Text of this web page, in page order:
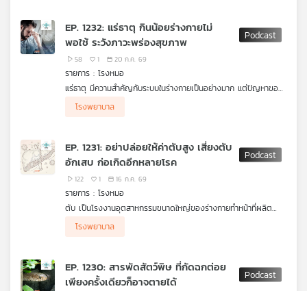
สุดท้ายสามีเสียชีวิตเนื่องจากโรคเกี่ยวกับหัวใจ เจ้าหน้าที่จากกรม
สนับสนุนบริการสุขภาพ หรือ สบส. และเจ้าหน้าที่สำนักงาน
สาธารณสุขจังหวัดราชบุรี ได้เข้าตรวจสอบมาตรฐานรักษา
กฏหมายที่เกี่ยวข้องกับสถานพยาบาล กำหนดว่าอย่างไร
ถ้าผลสอบสวนพบว่า สถานพยาบาลไม่รักษาตามมาตรฐาน จะมีบท
ลงโทษอย่างไร
สิทธิการรักษาเจ็บป่วยฉุกเฉิน 72 ชั่วโมง หรือ สิทธิ UCEP อาการนี้
เข้าข่ายหรือไม่
ฟังจาก ทันตแพทย์อาคม ประดิษฐสุวรรณ รองอธิบดีกรม
สนับสนุนบริการสุขภาพ
.
กฎหมายที่เกี่ยวข้อง กรณีได้รับผลกระทบทางการแพทย์ ผู้บริโภคทำ
อะไรได้บ้าง
ฟังจาก คุณโสภณ หนูรัตน์ หัวหน้าฝ่ายคุ้มครอง และพิทักษ์สิทธิผู้
คิดก่อนเชื่อ กับ ดร.แก้ว กังสดาลอำไพ นักพิษวิทยา กับ ชนาธิป
ไพรพงค์
EP. 1232: แร่ธาตุ กินน้อยร่างกายไม่
พอใช้ ระวังภาวะพร่องสุขภาพ
58 1 20 ก.ค. 69
รายการ : โรงหมอ
แร่ธาตุ มีความสำคัญกับระบบในร่างกายเป็นอย่างมาก แต่ปัญหาของ
คนไทยมี 2 อย่างคือ กินไม่ถึงกับกินเกินจนล้น กินไม่ถึงก็ส่งผลให้
ร่างกายทำงานและปกป้องไม่เต็มที่ หนึ่งในภาวะสำคัญที่เป็นสัญญาณ
ซึ่งสังเกตุได้ตั้งแต่ตื่นนอนจนถึงกลางวัน เช่น ไม่สดชื่น ง่วงตลอด
ทั้งวัน สมองไม่ปลอดโปร่ง มึนจนคิดงานไม่ออก ฯลฯ
แร่ธาตุอะไรบ้างที่จำเป็นกับร่างกาย คนไทยยังกินน้อย แร่ธาตุสำคัญ
อย่าง แมกนีเซียม ทำไมจำเป็น หากินได้จากที่ใดได้บ้าง แร่ธาตุอะไร
โรงพยาบาล
EP. 1231: อย่าปล่อยให้ค่าตับสูง เสี่ยงตับ
อักเสบ ก่อเกิดอีกหลายโรค
122 1 16 ก.ค. 69
รายการ : โรงหมอ
ตับ เป็นโรงงานอุตสาหกรรมขนาดใหญ่ของร่างกายทำหน้าที่ผลิต
สร้าง และควบคุม รวมถึงกำจัดคัดกรองของเสียออกจากร่างกาย
ทรงพลัง แข็งแรง แต่ก็อ่อนแอได้ในเวลาเดียวกัน จากพฤติกรรมการ
เมื่อเป็นมากแล้ว อย่างกรณีการเป็น #ตับอักเสบ แต่การจะไปถึงจุด
นั้นได้จะต้องมีปัจจัยหรือตัวกระตุ้นใดเข้ามาเกี่ยวข้องบ้าง แล้วสิ่งที่
โรงพยาบาล
EP. 1230: สารพัดสัตว์พิษ ที่กัดฉกต่อย
เพียงครั้งเดียวก็อาจตายได้